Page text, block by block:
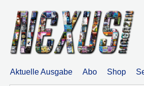
Aktuelle Ausgabe Abo Shop